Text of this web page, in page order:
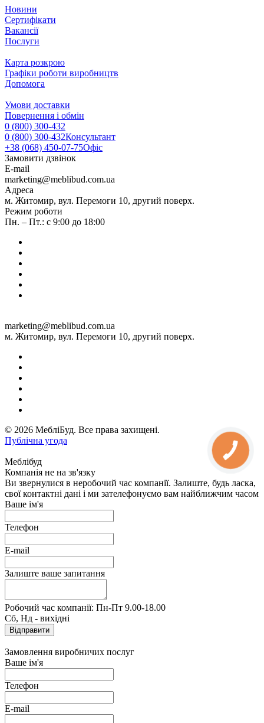
Новини
Сертифікати
Вакансії
Послуги
Карта розкрою
Графіки роботи виробництв
Допомога
Умови доставки
Повернення і обмін
0 (800) 300-432
0 (800) 300-432Консультант
+38 (068) 450-07-75Офіс
Замовити дзвінок
E-mail
marketing@meblibud.com.ua
Адреса
м. Житомир, вул. Перемоги 10, другий поверх.
Режим роботи
Пн. – Пт.: с 9:00 до 18:00
marketing@meblibud.com.ua
м. Житомир, вул. Перемоги 10, другий поверх.
© 2026 МебліБуд. Все права захищені.
Публічна угода
Меблібуд
Компанія не на зв'язку
Ви звернулися в неробочий час компанії. Залиште, будь ласка,
свої контактні дані і ми зателефонуємо вам найближчим часом
Ваше ім'я
Телефон
E-mail
Залиште ваше запитання
Робочий час компанії: Пн-Пт 9.00-18.00
Сб, Нд - вихідні
Замовлення виробничих послуг
Ваше ім'я
Телефон
E-mail